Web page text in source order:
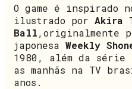
O game é inspirado
ilustrado por Akira
Ball,originalmente
japonesa Weekly
1980, além da série
as manhãs na TV
anos.